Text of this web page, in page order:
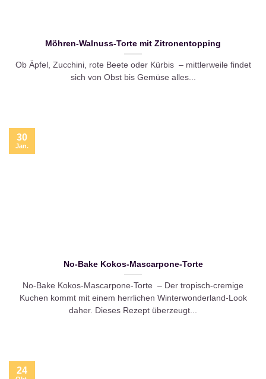
Möhren-Walnuss-Torte mit Zitronentopping
Ob Äpfel, Zucchini, rote Beete oder Kürbis – mittlerweile findet
sich von Obst bis Gemüse alles...
No-Bake Kokos-Mascarpone-Torte
No-Bake Kokos-Mascarpone-Torte – Der tropisch-cremige
Kuchen kommt mit einem herrlichen Winterwonderland-Look
daher. Dieses Rezept überzeugt...
30
Jan.
24